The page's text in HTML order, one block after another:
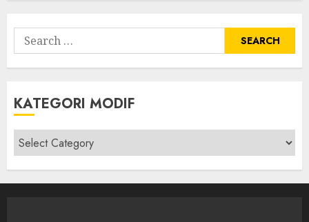
Search
for:
KATEGORI MODIF
Kategori
modif